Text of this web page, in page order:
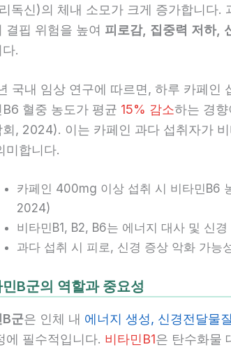
독신)의 체내 소모가 크게 증가합니다.
결핍 위험을 높여 피로감, 집중력 저하,
.
국내 임상 연구에 따르면, 하루 카페인
B6 혈중 농도가 평균 15% 감소하는 경
회, 2024). 이는 카페인 과다 섭취자가
미합니다.
카페인 400mg 이상 섭취 시 비타민B6
2024)
비타민B1, B2, B6는 에너지 대사 및 신
과다 섭취 시 피로, 신경 증상 악화 가능
민B군의 역할과 중요성
B군은 인체 내 에너지 생성, 신경전달물
에 필수적입니다. 비타민B1은 탄수화물